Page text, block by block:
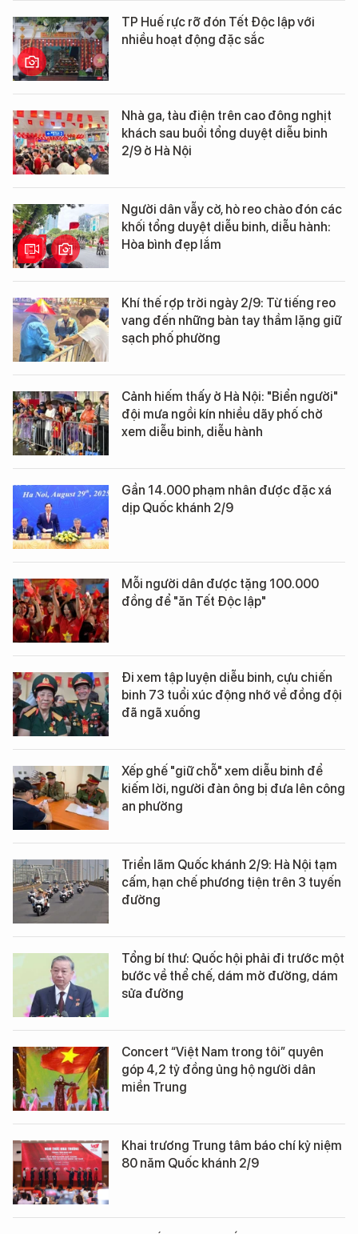
TP Huế rực rỡ đón Tết Độc lập với
nhiều hoạt động đặc sắc
Nhà ga, tàu điện trên cao đông nghịt
khách sau buổi tổng duyệt diễu binh
2/9 ở Hà Nội
Người dân vẫy cờ, hò reo chào đón các
khối tổng duyệt diễu binh, diễu hành:
Hòa bình đẹp lắm
Khí thế rợp trời ngày 2/9: Từ tiếng reo
vang đến những bàn tay thầm lặng giữ
sạch phố phường
Cảnh hiếm thấy ở Hà Nội: "Biển người"
đội mưa ngồi kín nhiều dãy phố chờ
xem diễu binh, diễu hành
Gần 14.000 phạm nhân được đặc xá
dịp Quốc khánh 2/9
Mỗi người dân được tặng 100.000
đồng để "ăn Tết Độc lập"
Đi xem tập luyện diễu binh, cựu chiến
binh 73 tuổi xúc động nhớ về đồng đội
đã ngã xuống
Xếp ghế "giữ chỗ" xem diễu binh để
kiếm lời, người đàn ông bị đưa lên công
an phường
Triển lãm Quốc khánh 2/9: Hà Nội tạm
cấm, hạn chế phương tiện trên 3 tuyến
đường
Tổng bí thư: Quốc hội phải đi trước một
bước về thể chế, dám mở đường, dám
sửa đường
Concert “Việt Nam trong tôi” quyên
góp 4,2 tỷ đồng ủng hộ người dân
miền Trung
Khai trương Trung tâm báo chí kỷ niệm
80 năm Quốc khánh 2/9